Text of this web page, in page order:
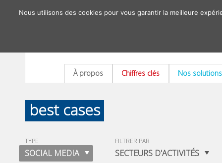
À propos Chiffres clés Nos solutions
best cases
TYPE
SOCIAL MEDIA
FILTRER PAR
SECTEURS D'ACTIVITÉS
Nous utilisons des cookies pour vous garantir la meilleure